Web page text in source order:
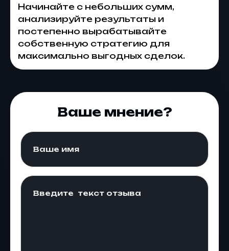
Начинайте с небольших сумм,
анализируйте результаты и
постепенно вырабатывайте
собственную стратегию для
максимально выгодных сделок.
Ваше мнение?